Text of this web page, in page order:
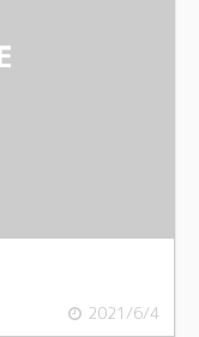
2021/6/4